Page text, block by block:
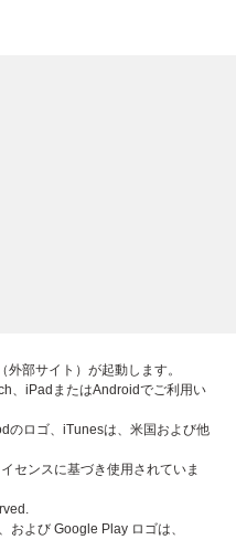
部サイト）が起動します。
、iPadまたはAndroidでご利用い
のロゴ、iTunesは、米国および他
センスに基づき使用されていま
および Google Play ロゴは、